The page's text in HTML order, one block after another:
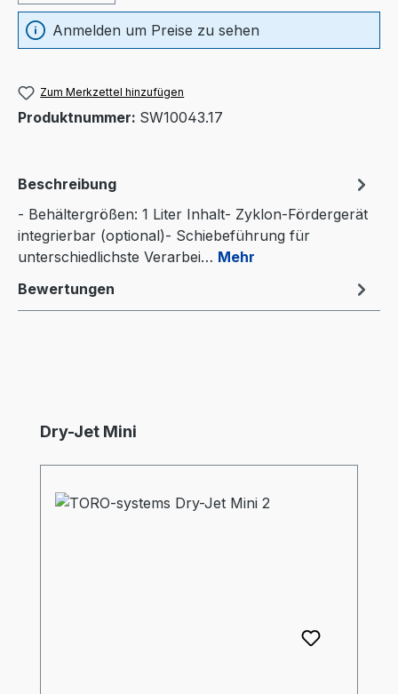
Anmelden um Preise zu sehen
Zum Merkzettel hinzufügen
Produktnummer: SW10043.17
Beschreibung
- Behältergrößen: 1 Liter Inhalt- Zyklon-Fördergerät
integrierbar (optional)- Schiebeführung für
unterschiedlichste Verarbei… Mehr
Bewertungen
Produktgalerie überspringen
Dry-Jet Mini